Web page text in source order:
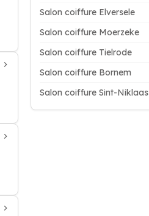
Salon coiffure Elversele
Salon coiffure Moerzeke
Salon coiffure Tielrode
Salon coiffure Bornem
Salon coiffure Sint-Niklaas